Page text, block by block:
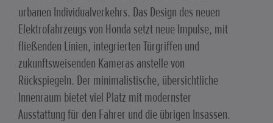
urbanen Individualverkehrs. Das Design des neuen
Elektrofahrzeugs von Honda setzt neue Impulse, mit
fließenden Linien, integrierten Türgriffen und
zukunftsweisenden Kameras anstelle von
Rückspiegeln. Der minimalistische, übersichtliche
Innenraum bietet viel Platz mit modernster
Ausstattung für den Fahrer und die übrigen Insassen.